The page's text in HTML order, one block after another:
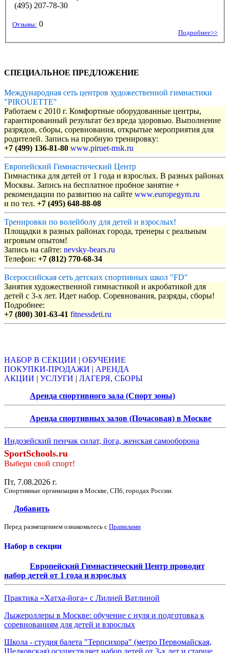
(495) 207-78-30
Отзывы: 0
Подробнее>>
СПЕЦИАЛЬНОЕ ПРЕДЛОЖЕНИЕ
Международная сеть центров художественной гимнастики
"PIROUETTE"
Работаем с 2010 г. Комфортные оборудованные центры,
гарантированный результат без вреда здоровью. Выполнение
разрядов, сборы, соревнования, открытые мероприятия для
родителей. Запись на пробную тренировку:
+7 (499) 136-81-80 www.piruet-msk.ru
Европейский Гимнастический Центр
Гимнастика для детей от 1 года и взрослых. В разных районах
Москвы. Запись на бесплатное пробное занятие +
рекомендации по развитию на сайте www.europegym.ru
и по тел. +7 (495) 648-88-08
Тренировки по волейболу для детей и взрослых!
Площадки в разных районах города, тренеры с реальным
игровым опытом!
Запись на сайте: nevsky-bears.ru
Телефон: +7 (812) 770-68-34
Всероссийская сеть детских спортивных школ "FD"
Занятия художественной гимнастикой и акробатикой для
детей с 3-х лет. Идет набор. Соревнования, разряды, сборы!
Подробнее:
+7 (800) 301-63-41 fitnessdeti.ru
НАБОР В СЕКЦИИ | ОБУЧЕНИЕ
ПОКУПКИ-ПРОДАЖИ | АРЕНДА
АКЦИИ | УСЛУГИ | ЛАГЕРЯ, СБОРЫ
Аренда спортивного зала (Спорт зоны)
Аренда спортивных залов (Почасовая) в Москве
Индозейский пенчак силат, йога, женская самооборона
SportSchools.ru
Выбери свой спорт!
Пт, 7.08.2026 г.
Спортивные организации в Москве, СПб, городах России.
Добавить
Перед размещением ознакомьтесь с Правилами
Набор в секции
Европейский Гимнастический Центр проводит
набор детей от 1 года и взрослых
Практика «Хатха-йога» с Лилией Ватлиной
Лыжероллеры в Москве: обучение с нуля и подготовка к
соревнованиям для детей и взрослых
Школа - студия балета "Терпсихора" (метро Первомайская,